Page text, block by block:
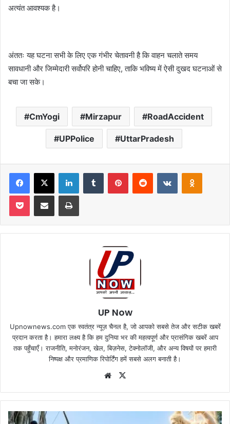
अत्यंत आवश्यक है।
अंततः यह घटना सभी के लिए एक गंभीर चेतावनी है कि वाहन चलाते समय
सावधानी और जिम्मेदारी सर्वोपरि होनी चाहिए, ताकि भविष्य में ऐसी दुखद घटनाओं से
बचा जा सके।
CmYogi Mirzapur RoadAccident
UPPolice UttarPradesh
Facebook
X LinkedInTumblr PinterestReddit VKontakte
Pocket Share via Email Print
UP Now
Upnownews.com एक स्वतंत्र न्यूज़ चैनल है, जो आपको सबसे तेज और सटीक खबरें
प्रदान करता है। हमारा लक्ष्य है कि हम दुनिया भर की महत्वपूर्ण और प्रासंगिक खबरें आप
तक पहुँचाएँ। राजनीति, मनोरंजन, खेल, बिज़नेस, टेक्नोलॉजी, और अन्य विषयों पर हमारी
निष्पक्ष और प्रमाणिक रिपोर्टिंग हमें सबसे अलग बनाती है।
Website